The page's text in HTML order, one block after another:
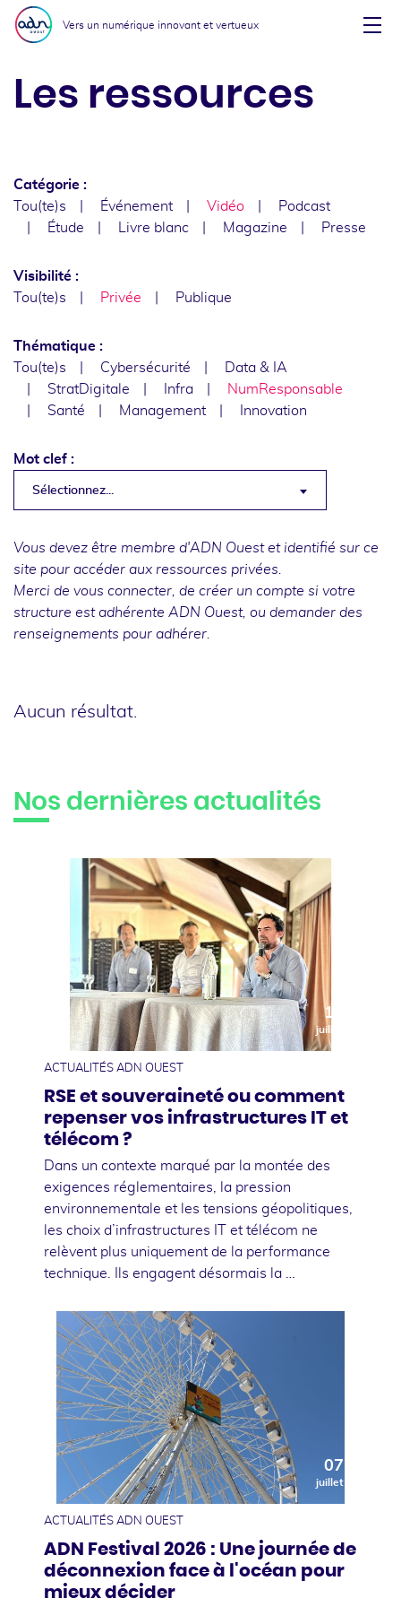
Aller au menu
Aller au contenu
Vers un numérique innovant et vertueux
Les ressources
Catégorie :
Tou(te)s
Événement Vidéo
Podcast
Étude
Livre blanc Magazine Presse
Visibilité :
Tou(te)s
Privée Publique
Thématique :
Tou(te)s
Cybersécurité
Data & IA
StratDigitale
Infra
NumResponsable
Santé
Management Innovation
Mot clef :
Sélectionnez...
Vous devez être membre d'ADN Ouest et identifié sur ce
site pour accéder aux ressources privées.
Merci de vous connecter , de créer un compte si votre
structure est adhérente ADN Ouest, ou demander des
renseignements pour adhérer.
Aucun résultat.
Nos dernières actualités
10
juillet
ACTUALITÉS ADN OUEST
RSE et souveraineté ou comment
repenser vos infrastructures IT et
télécom ?
Dans un contexte marqué par la montée des
exigences réglementaires, la pression
environnementale et les tensions géopolitiques,
les choix d’infrastructures IT et télécom ne
relèvent plus uniquement de la performance
technique. Ils engagent désormais la …
07
juillet
ACTUALITÉS ADN OUEST
ADN Festival 2026 : Une journée de
déconnexion face à l'océan pour
mieux décider